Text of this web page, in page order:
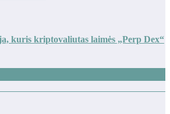
kuris kriptovaliutas laimės „Perp Dex“